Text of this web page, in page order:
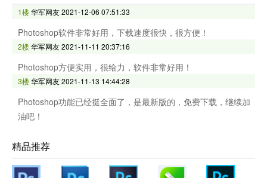
1楼华军网友2021-12-06 07:51:33
Photoshop软件非常好用，下载速度很快，很方便！
2楼华军网友2021-11-11 20:37:16
Photoshop方便实用，很给力，软件非常好用！
3楼华军网友2021-11-13 14:44:28
Photoshop功能已经挺全面了，是最新版的，免费下载，继续加
油吧！
精品推荐